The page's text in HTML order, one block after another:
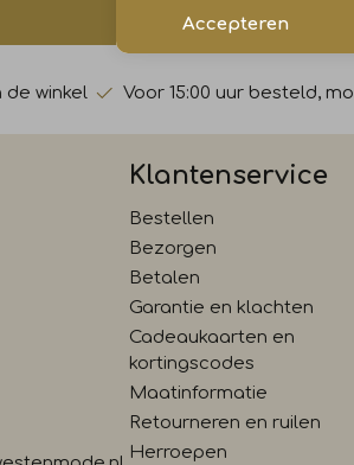
de winkel Voor 15:00 uur besteld,
Klantenservice
Bestellen
Bezorgen
Betalen
Garantie en klachten
Cadeaukaarten en
kortingscodes
Maatinformatie
Retourneren en ruilen
Herroepen
Accepteren